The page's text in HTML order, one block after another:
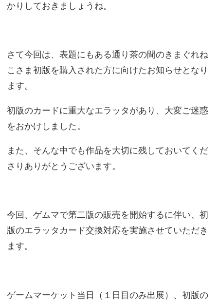
かりしておきましょうね。
さて今回は、表題にもある通り茶の間のきまぐれね
こさま初版を購入された方に向けたお知らせとなり
ます。
初版のカードに重大なエラッタがあり、大変ご迷惑
をおかけしました。
また、そんな中でも作品を大切に残しておいてくだ
さりありがとうございます。
今回、ゲムマで第二版の販売を開始するに伴い、初
版のエラッタカード交換対応を実施させていただき
ます。
ゲームマーケット当日（１日目のみ出展）、初版の